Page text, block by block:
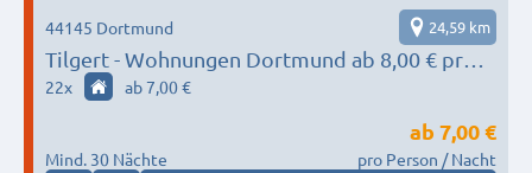
Tilgert - Wohnungen Dortmund ab 8,00 € pro
Nacht
44145 Dortmund 24,59 km
22x ab 7,00 €
Mind. 30 Nächte
ab 7,00 €
pro Person / Nacht